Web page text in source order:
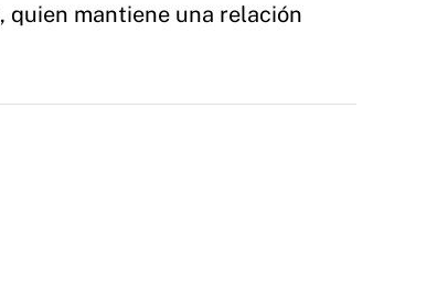
, quien mantiene una relación